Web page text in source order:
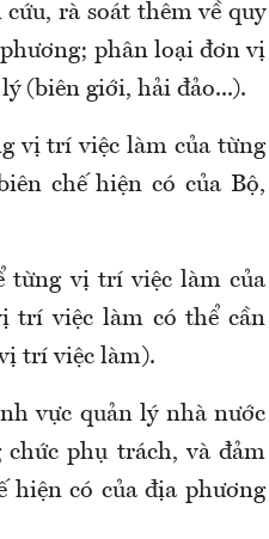
rà soát thêm về quy
phân loại đơn vị
(biên giới, hải đảo...).
vị trí việc làm của từng
chế hiện có của Bộ,
từng vị trí việc làm của
trí việc làm có thể cần
trí việc làm).
vực quản lý nhà nước
phụ trách, và đảm
hiện có của địa phương